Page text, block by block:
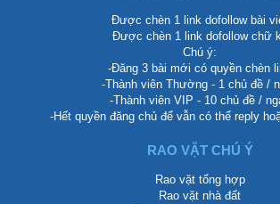
Được chèn 1 link dofollow bài
Được chèn 1 link dofollow chữ
Chú ý:
-Đăng 3 bài mới có quyền chèn
-Thành viên Thường - 1 chủ đề /
-Thành viên VIP - 10 chủ đề /
-Hết quyền đăng chủ để vẫn có thể reply
RAO VẶT CHÚ Ý
Rao vặt tổng hợp
Rao vặt nhà đất